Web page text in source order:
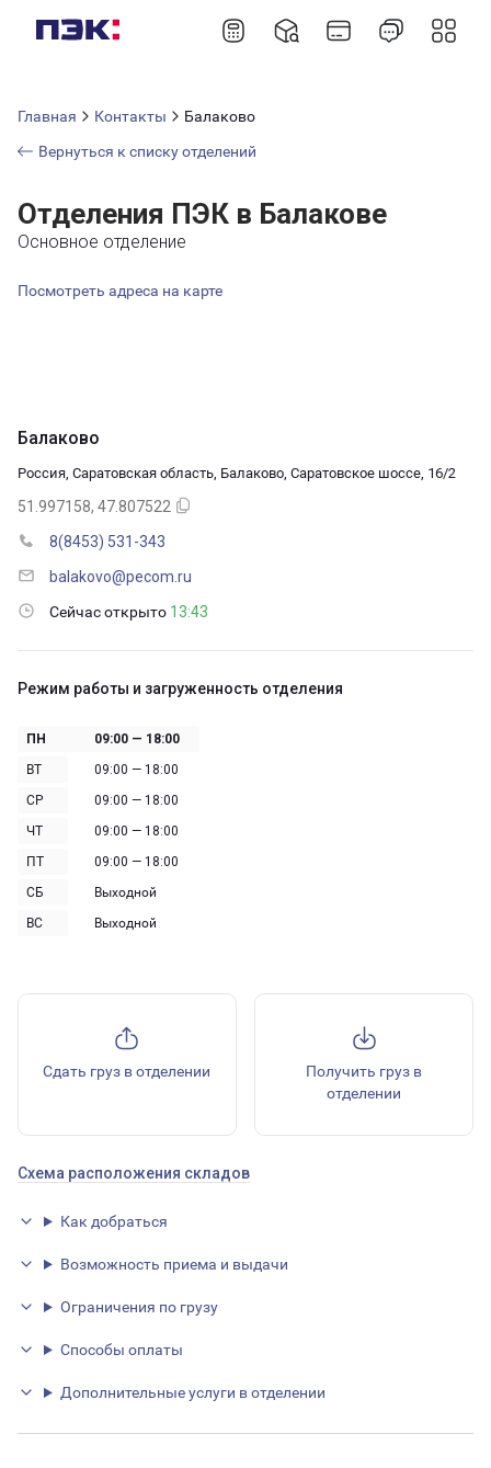
Главная Контакты
Балаково
Вернуться к списку отделений
Отделения ПЭК в Балакове
Основное отделение
Посмотреть адреса на карте
Балаково
Россия, Саратовская область, Балаково, Саратовское шоссе, 16/2
51.997158, 47.807522
8(8453) 531-343
balakovo@pecom.ru
Сейчас открыто 13:43
Режим работы и загруженность отделения
ПН
09:00 — 18:00
ВТ
09:00 — 18:00
СР
09:00 — 18:00
ЧТ
09:00 — 18:00
ПТ
09:00 — 18:00
СБ
Выходной
ВС
Выходной
Сдать груз в отделении
Получить груз в
отделении
Схема расположения складов
Как добраться
Возможность приема и выдачи
Ограничения по грузу
Способы оплаты
Дополнительные услуги в отделении